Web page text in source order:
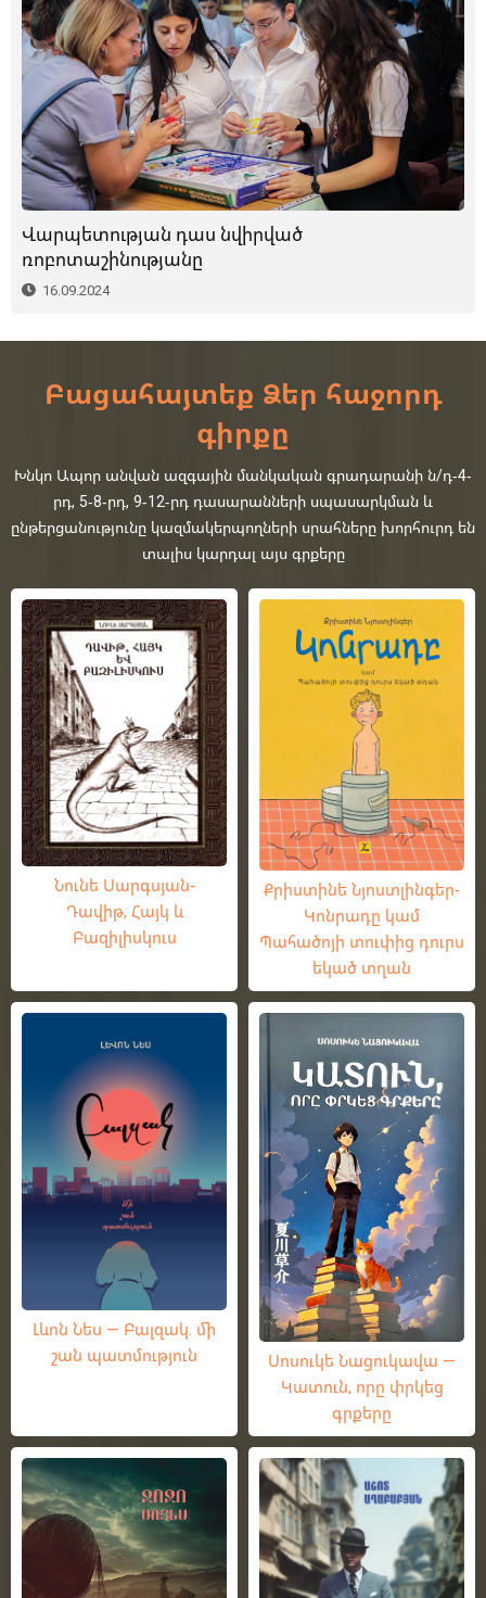
Վարպետության դաս նվիրված
ռոբոտաշինությանը
16.09.2024
Բացահայտեք Ձեր հաջորդ
գիրքը
Խնկո Ապոր անվան ազգային մանկական գրադարանի ն/դ-4-
րդ, 5-8-րդ, 9-12-րդ դասարանների սպասարկման և
ընթերցանությունը կազմակերպողների սրահները խորհուրդ են
տալիս կարդալ այս գրքերը
Նունե Սարգսյան-
Դավիթ, Հայկ և
Բազիլիսկուս
Քրիստինե Նյոստլինգեր-
Կոնրադը կամ
Պահածոյի տուփից դուրս
եկած տղան
Լևոն Նես — Բալզակ. մի
շան պատմություն
Սոսուկե Նացուկավա —
Կատուն, որը փրկեց
գրքերը